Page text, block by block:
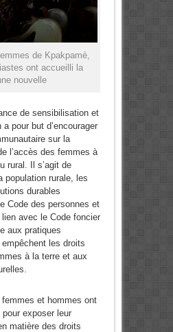
de Kpakpamè,
ont accueilli la
nouvelle
de sensibilisation et
pour but d’encourager
sur la
l’accès des femmes à
rural. Il s’agit de
population rurale, les
durables
Code des personnes et
avec le Code foncier
aux pratiques
les droits
à la terre et aux
et hommes ont
exposer leur
matière des droits